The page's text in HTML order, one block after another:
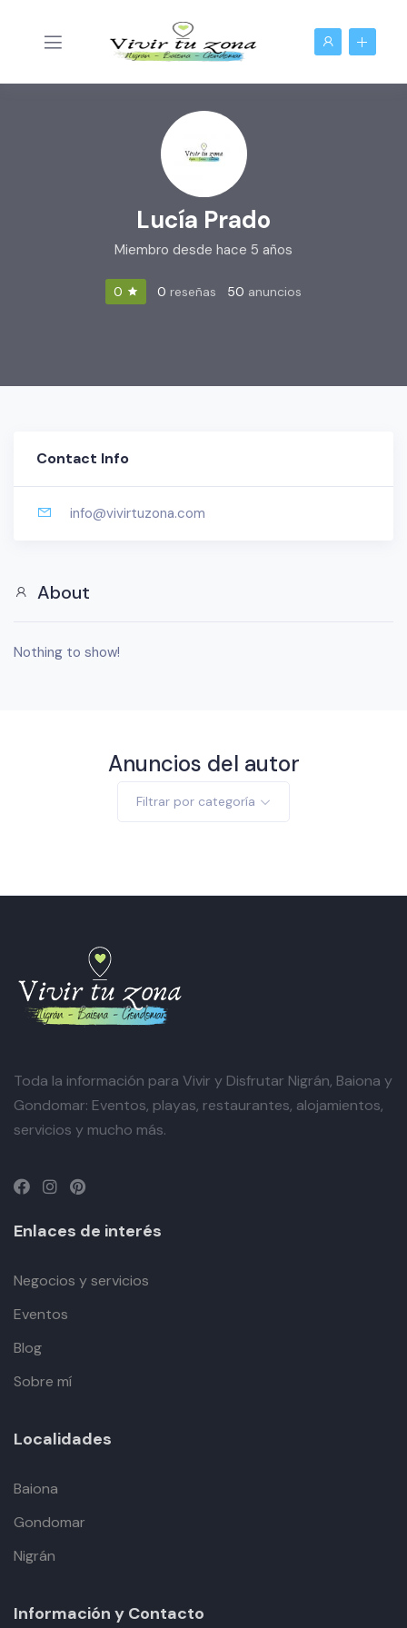
Lucía Prado
Miembro desde hace 5 años
0 0 reseñas 50 anuncios
Contact Info
info@vivirtuzona.com
About
Nothing to show!
Anuncios del autor
Filtrar por categoría
Toda la información para Vivir y Disfrutar Nigrán, Baiona y
Gondomar: Eventos, playas, restaurantes, alojamientos,
servicios y mucho más.
Enlaces de interés
Negocios y servicios
Eventos
Blog
Sobre mí
Localidades
Baiona
Gondomar
Nigrán
Información y Contacto